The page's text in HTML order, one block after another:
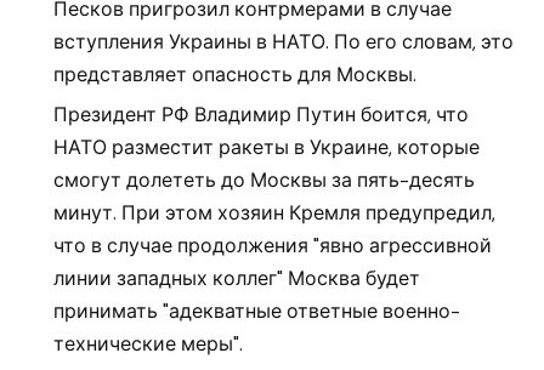
Песков пригрозил контрмерами в случае
вступления Украины в НАТО. По его словам, это
представляет опасность для Москвы.
Президент РФ Владимир Путин боится, что
НАТО разместит ракеты в Украине, которые
смогут долететь до Москвы за пять-десять
минут. При этом хозяин Кремля предупредил,
что в случае продолжения "явно агрессивной
линии западных коллег" Москва будет
принимать "адекватные ответные военно-
технические меры".